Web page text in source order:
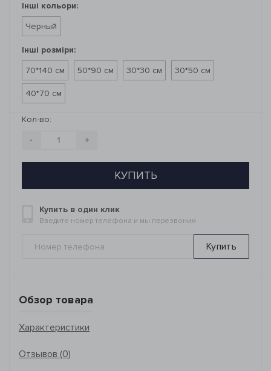
Інші кольори:
Черный
Інші розміри:
70*140 см
50*90 см 30*30 см 30*50 см
40*70 см
Кол-во:
- +
КУПИТЬ
Купить в один клик
Введите номер телефона и мы перезвоним
Купить
Обзор товара
Характеристики
Отзывов (0)